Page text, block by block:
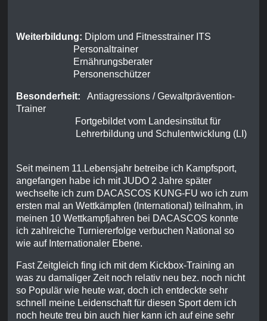
Weiterbildung: Diplom und Fitnesstrainer ITS
Personaltrainer
Ernährungsberater
Personenschützer
Besonderheit:
Antiagressions / Gewaltprävention-
Trainer
Fortgebildet vom Landesinstitut für
Lehrerbildung und Schulentwicklung (LI)
Seit meinem 11.Lebensjahr betreibe ich Kampfsport,
angefangen habe ich mit JUDO 2 Jahre später
wechselte ich zum DACASCOS KUNG-FU wo ich zum
ersten mal an Wettkämpfen (International) teilnahm, in
meinen 10 Wettkampfjahren bei DACASCOS konnte
ich zahlreiche Turniererfolge verbuchen National so
wie auf Internationaler Ebene.
Fast Zeitgleich fing ich mit dem Kickbox-Training an
was zu damaliger Zeit noch relativ neu bez. noch nicht
so Populär wie heute war, doch ich entdeckte sehr
schnell meine Leidenschaft für diesen Sport dem ich
noch heute treu bin auch hier kann ich auf eine sehr